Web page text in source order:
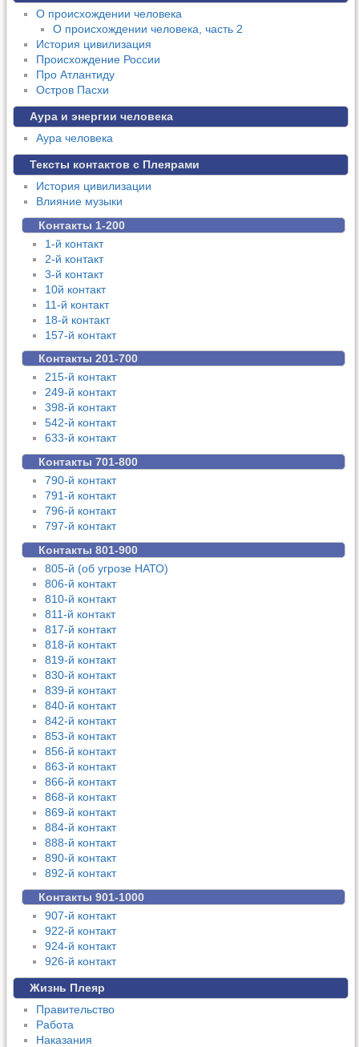
О происхождении человека
О происхождении человека, часть 2
История цивилизация
Происхождение России
Про Атлантиду
Остров Пасхи
Аура и энергии человека
Аура человека
Тексты контактов с Плеярами
История цивилизации
Влияние музыки
Контакты 1-200
1-й контакт
2-й контакт
3-й контакт
10й контакт
11-й контакт
18-й контакт
157-й контакт
Контакты 201-700
215-й контакт
249-й контакт
398-й контакт
542-й контакт
633-й контакт
Контакты 701-800
790-й контакт
791-й контакт
796-й контакт
797-й контакт
Контакты 801-900
805-й (об угрозе НАТО)
806-й контакт
810-й контакт
811-й контакт
817-й контакт
818-й контакт
819-й контакт
830-й контакт
839-й контакт
840-й контакт
842-й контакт
853-й контакт
856-й контакт
863-й контакт
866-й контакт
868-й контакт
869-й контакт
884-й контакт
888-й контакт
890-й контакт
892-й контакт
Контакты 901-1000
907-й контакт
922-й контакт
924-й контакт
926-й контакт
Жизнь Плеяр
Правительство
Работа
Наказания